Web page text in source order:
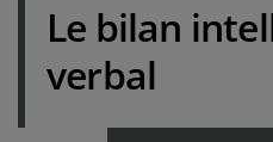
Le bilan
verbal